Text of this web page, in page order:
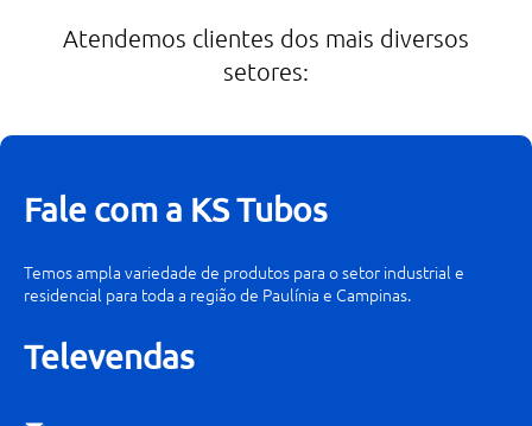
Atendemos clientes dos mais diversos
setores:
Fale com a KS Tubos
Temos ampla variedade de produtos para o setor industrial e
residencial para toda a região de Paulínia e Campinas.
Televendas